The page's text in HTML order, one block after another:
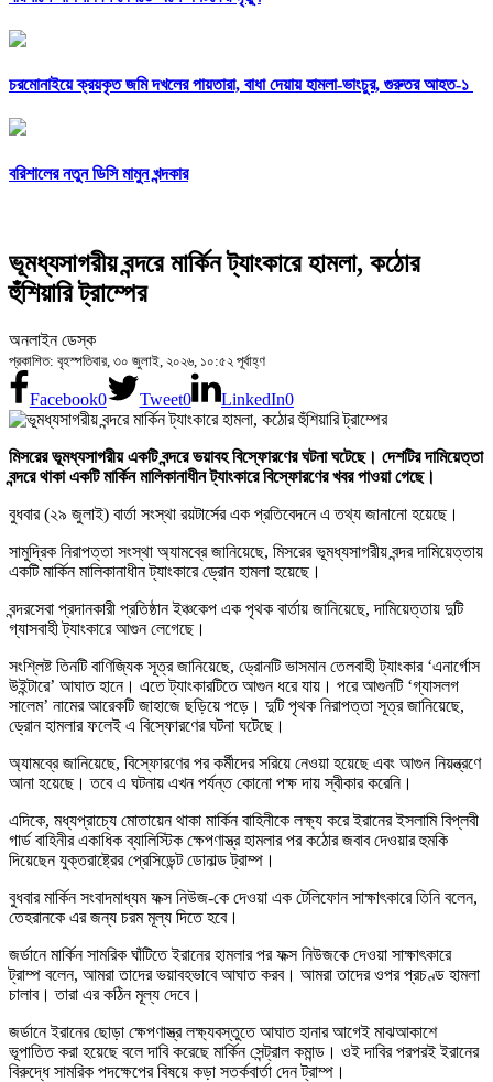
চরমোনাইয়ে ক্রয়কৃত জমি দখলের পায়তারা, বাধা দেয়ায় হামলা-ভাংচুর, গুরুতর আহত-১
বরিশালের নতুন ডিসি মামুন খন্দকার
ভূমধ্যসাগরীয় বন্দরে মার্কিন ট্যাংকারে হামলা, কঠোর
হুঁশিয়ারি ট্রাম্পের
অনলাইন ডেস্ক
প্রকাশিত: বৃহস্পতিবার, ৩০ জুলাই, ২০২৬, ১০:৫২ পূর্বাহ্ণ
Facebook0 Tweet0 LinkedIn0
মিসরের ভূমধ্যসাগরীয় একটি বন্দরে ভয়াবহ বিস্ফোরণের ঘটনা ঘটেছে। দেশটির দামিয়েত্তা
বন্দরে থাকা একটি মার্কিন মালিকানাধীন ট্যাংকারে বিস্ফোরণের খবর পাওয়া গেছে।
বুধবার (২৯ জুলাই) বার্তা সংস্থা রয়টার্সের এক প্রতিবেদনে এ তথ্য জানানো হয়েছে।
সামুদ্রিক নিরাপত্তা সংস্থা অ্যামব্রে জানিয়েছে, মিসরের ভূমধ্যসাগরীয় বন্দর দামিয়েত্তায়
একটি মার্কিন মালিকানাধীন ট্যাংকারে ড্রোন হামলা হয়েছে।
বন্দরসেবা প্রদানকারী প্রতিষ্ঠান ইঞ্চকেপ এক পৃথক বার্তায় জানিয়েছে, দামিয়েত্তায় দুটি
গ্যাসবাহী ট্যাংকারে আগুন লেগেছে।
সংশ্লিষ্ট তিনটি বাণিজ্যিক সূত্র জানিয়েছে, ড্রোনটি ভাসমান তেলবাহী ট্যাংকার ‘এনার্গোস
উইন্টারে’ আঘাত হানে। এতে ট্যাংকারটিতে আগুন ধরে যায়। পরে আগুনটি ‘গ্যাসলগ
সালেম’ নামের আরেকটি জাহাজে ছড়িয়ে পড়ে। দুটি পৃথক নিরাপত্তা সূত্র জানিয়েছে,
ড্রোন হামলার ফলেই এ বিস্ফোরণের ঘটনা ঘটেছে।
অ্যামব্রে জানিয়েছে, বিস্ফোরণের পর কর্মীদের সরিয়ে নেওয়া হয়েছে এবং আগুন নিয়ন্ত্রণে
আনা হয়েছে। তবে এ ঘটনায় এখন পর্যন্ত কোনো পক্ষ দায় স্বীকার করেনি।
এদিকে, মধ্যপ্রাচ্যে মোতায়েন থাকা মার্কিন বাহিনীকে লক্ষ্য করে ইরানের ইসলামি বিপ্লবী
গার্ড বাহিনীর একাধিক ব্যালিস্টিক ক্ষেপণাস্ত্র হামলার পর কঠোর জবাব দেওয়ার হুমকি
দিয়েছেন যুক্তরাষ্ট্রের প্রেসিডেন্ট ডোনাল্ড ট্রাম্প।
বুধবার মার্কিন সংবাদমাধ্যম ফক্স নিউজ-কে দেওয়া এক টেলিফোন সাক্ষাৎকারে তিনি বলেন,
তেহরানকে এর জন্য চরম মূল্য দিতে হবে।
জর্ডানে মার্কিন সামরিক ঘাঁটিতে ইরানের হামলার পর ফক্স নিউজকে দেওয়া সাক্ষাৎকারে
ট্রাম্প বলেন, আমরা তাদের ভয়াবহভাবে আঘাত করব। আমরা তাদের ওপর প্রচণ্ড হামলা
চালাব। তারা এর কঠিন মূল্য দেবে।
জর্ডানে ইরানের ছোড়া ক্ষেপণাস্ত্র লক্ষ্যবস্তুতে আঘাত হানার আগেই মাঝআকাশে
ভূপাতিত করা হয়েছে বলে দাবি করেছে মার্কিন সেন্ট্রাল কমান্ড। ওই দাবির পরপরই ইরানের
বিরুদ্ধে সামরিক পদক্ষেপের বিষয়ে কড়া সতর্কবার্তা দেন ট্রাম্প।